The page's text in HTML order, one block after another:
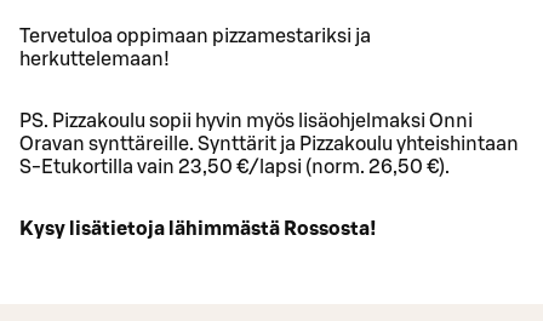
Tervetuloa oppimaan pizzamestariksi ja
herkuttelemaan!
PS. Pizzakoulu sopii hyvin myös lisäohjelmaksi Onni
Oravan synttäreille. Synttärit ja Pizzakoulu yhteishintaan
S-Etukortilla vain 23,50 €/lapsi (norm. 26,50 €).
Kysy lisätietoja lähimmästä Rossosta!